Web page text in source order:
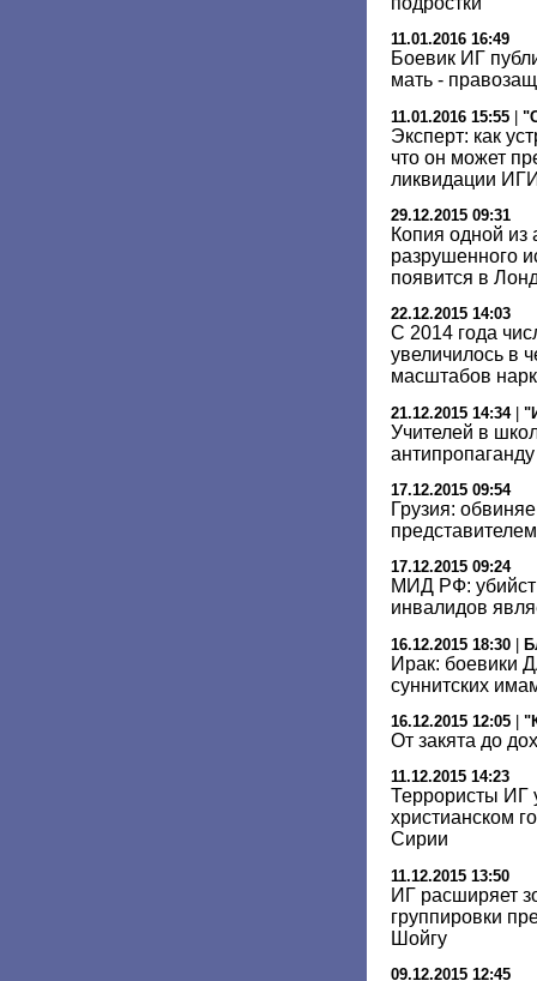
11.01.2016 16:49
Боевик ИГ
мать -
11.01.2016 15:55 |
Эксперт: как
что он может
ликвидации
29.12.2015 09:31
Копия одной из
разрушенного
появится в
22.12.2015 14:03
С 2014 года
увеличилось в
масштабов
21.12.2015 14:34|
Учителей в
17.12.2015 09:54
Грузия:
17.12.2015 09:24
МИД РФ:
инвалидов
16.12.2015 18:30 |
Ирак: боевики
суннитских
16.12.2015 12:05
От закята до
11.12.2015 14:23
Террористы ИГ
христианском
Сирии
11.12.2015 13:50
ИГ расширяет
группировки
Шойгу
09.12.2015 12:45